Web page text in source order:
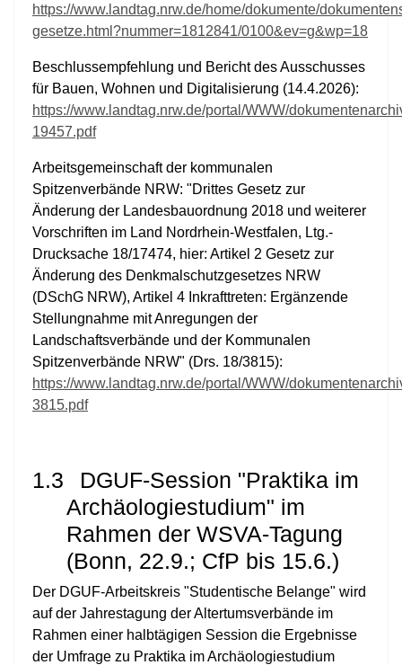
https://www.landtag.nrw.de/home/dokumente/
gesetze.html?nummer=1812841/0100&ev=g&wp=18
Beschlussempfehlung und Bericht des Ausschusses
für Bauen, Wohnen und Digitalisierung (14.4.2026):
https://www.landtag.nrw.de/portal/WWW/
19457.pdf
Arbeitsgemeinschaft der kommunalen
Spitzenverbände NRW: "Drittes Gesetz zur
Änderung der Landesbauordnung 2018 und weiterer
Vorschriften im Land Nordrhein-Westfalen, Ltg.-
Drucksache 18/17474, hier: Artikel 2 Gesetz zur
Änderung des Denkmalschutzgesetzes NRW
(DSchG NRW), Artikel 4 Inkrafttreten: Ergänzende
Stellungnahme mit Anregungen der
Landschaftsverbände und der Kommunalen
Spitzenverbände NRW" (Drs. 18/3815):
https://www.landtag.nrw.de/portal/WWW/
3815.pdf
1.3
DGUF-Session "Praktika im
Archäologiestudium" im
Rahmen der WSVA-Tagung
(Bonn, 22.9.; CfP bis 15.6.)
Der DGUF-Arbeitskreis "Studentische Belange" wird
auf der Jahrestagung der Altertumsverbände im
Rahmen einer halbtägigen Session die Ergebnisse
der Umfrage zu Praktika im Archäologiestudium